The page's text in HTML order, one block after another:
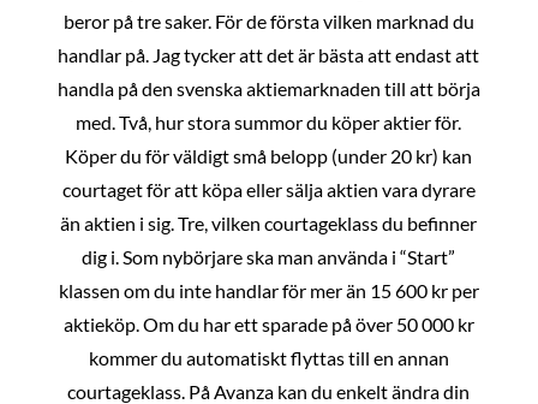
beror på tre saker. För de första vilken marknad du
handlar på. Jag tycker att det är bästa att endast att
handla på den svenska aktiemarknaden till att börja
med. Två, hur stora summor du köper aktier för.
Köper du för väldigt små belopp (under 20 kr) kan
courtaget för att köpa eller sälja aktien vara dyrare
än aktien i sig. Tre, vilken courtageklass du befinner
dig i. Som nybörjare ska man använda i “Start”
klassen om du inte handlar för mer än 15 600 kr per
aktieköp. Om du har ett sparade på över 50 000 kr
kommer du automatiskt flyttas till en annan
courtageklass. På Avanza kan du enkelt ändra din